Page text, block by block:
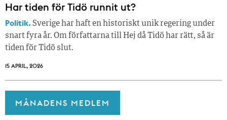
Har tiden för Tidö runnit ut?
Politik.Sverige har haft en historiskt unik regering under
snart fyra år. Om författarna till Hej då Tidö har rätt, så är
tiden för Tidö slut.
15 APRIL, 2026
MÅNADENS MEDLEM